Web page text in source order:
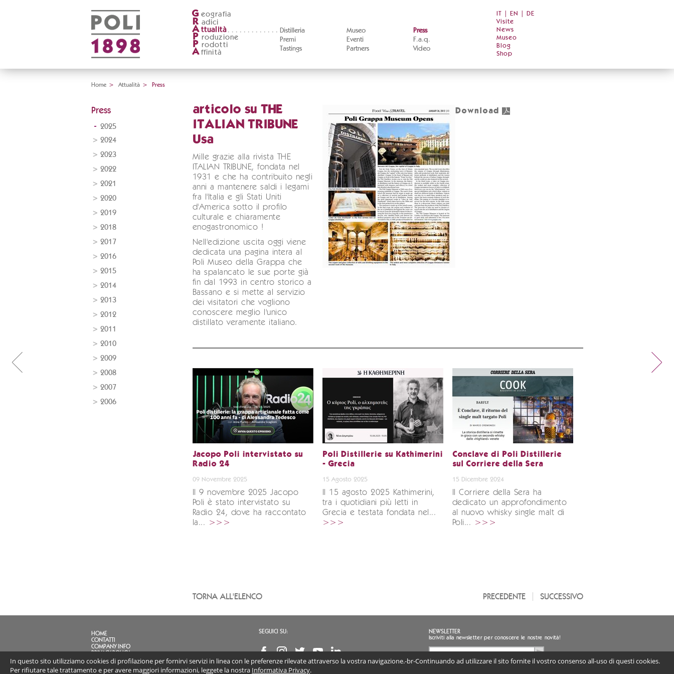
G eografia
R adici
A ttualità
Distilleria
Premi
Tastings
Museo
Eventi
Partners
Press
F.a.q.
Video
P roduzione
P rodotti
A ffinità
IT EN
DE
Visite
News
Museo
Blog
Shop
Home > Attualità > Press
Press
2025
2024
2023
2022
2021
2020
2019
2018
2017
2016
2015
2014
2013
2012
2011
2010
2009
2008
2007
2006
articolo su THE
ITALIAN TRIBUNE
Usa
Mille grazie alla rivista THE
ITALIAN TRIBUNE, fondata nel
1931 e che ha contribuito negli
anni a mantenere saldi i legami
fra l'Italia e gli Stati Uniti
d'America sotto il profilo
culturale e chiaramente
enogastronomico !
Nell'edizione uscita oggi viene
dedicata una pagina intera al
Poli Museo della Grappa che
ha spalancato le sue porte già
fin dal 1993 in centro storico a
Bassano e si mette al servizio
dei visitatori che vogliono
conoscere meglio l'unico
distillato veramente italiano.
Download
Jacopo Poli intervistato su
Radio 24
09 Novembre 2025
Il 9 novembre 2025 Jacopo
Poli è stato intervistato su
Radio 24, dove ha raccontato
la... >>>
Poli Distillerie su Kathimerini
- Grecia
15 Agosto 2025
Il 15 agosto 2025 Kathimerini,
tra i quotidiani più letti in
Grecia e testata fondata nel...
>>>
Conclave di Poli Distillerie
sul Corriere della Sera
15 Dicembre 2024
Il Corriere della Sera ha
dedicato un approfondimento
al nuovo whisky single malt di
Poli... >>>
TORNA ALL'ELENCO SUCCESSIVO
PRECEDENTE
HOME
CONTATTI
COMPANY INFO
PRIVACY POLICY
FAQ
SEGUICI SU: NEWSLETTER
Iscriviti alla newsletter per conoscere le nostre novità!
Acconsento al trattamento dei miei dati personali
In questo sito utilizziamo cookies di profilazione per fornirvi servizi in linea con le preferenze rilevate attraverso la vostra navigazione.-br-Continuando ad utilizzare il sito fornite il vostro consenso all-uso di questi cookies.
Per rifiutare tale trattamento e per avere maggiori informazioni, leggete la nostra Informativa Privacy.